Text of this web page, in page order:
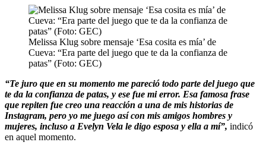
Melissa Klug sobre mensaje ‘Esa cosita es mía’ de
Cueva: “Era parte del juego que te da la confianza de
patas” (Foto: GEC)
“Te juro que en su momento me pareció todo parte del juego que
te da la confianza de patas, y ese fue mi error. Esa famosa frase
que repiten fue creo una reacción a una de mis historias de
Instagram, pero yo me juego así con mis amigos hombres y
mujeres, incluso a Evelyn Vela le digo esposa y ella a mí”, indicó
en aquel momento.